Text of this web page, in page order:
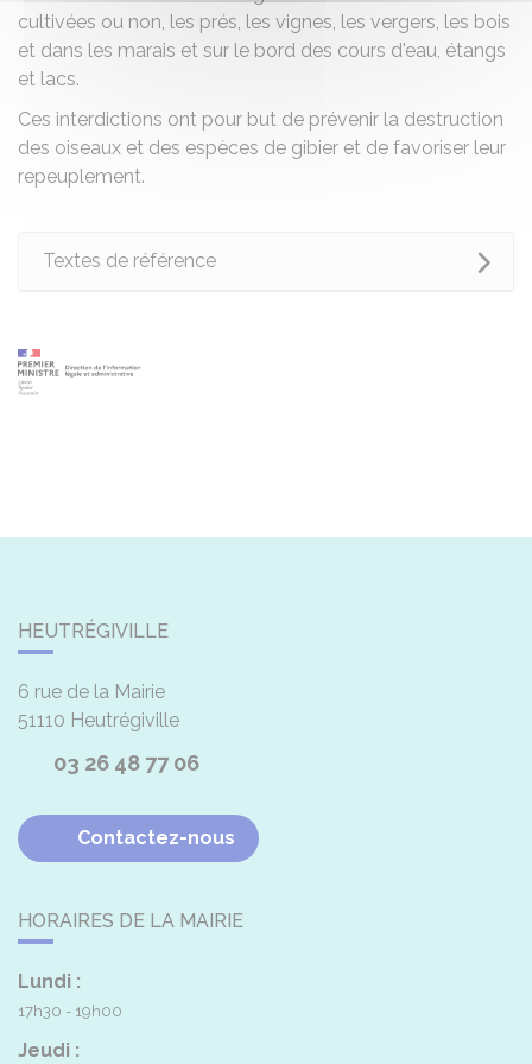
cultivées ou non, les prés, les vignes, les vergers, les bois
et dans les marais et sur le bord des cours d'eau, étangs
et lacs.
Ces interdictions ont pour but de prévenir la destruction
des oiseaux et des espèces de gibier et de favoriser leur
repeuplement.
Textes de référence
HEUTRÉGIVILLE
6 rue de la Mairie
51110 Heutrégiville
03 26 48 77 06
Contactez-nous
HORAIRES DE LA MAIRIE
Lundi :
17h30 - 19h00
Jeudi :